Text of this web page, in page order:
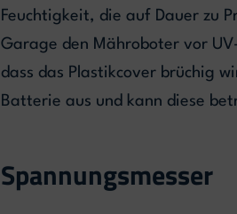
Feuchtigkeit, die auf Dauer zu
Garage den Mähroboter vor
dass das Plastikcover brüchig
Batterie aus und kann diese
Spannungsmesser